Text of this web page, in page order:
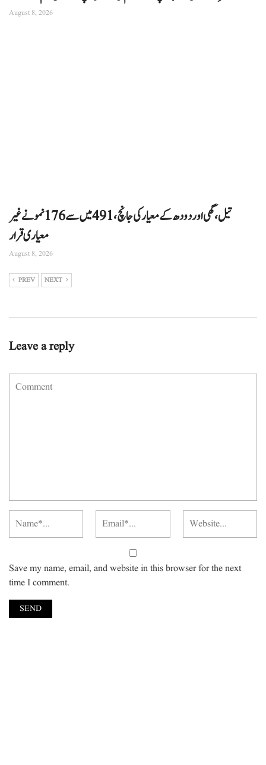
August 8, 2026
تیل، گھی اور دودھ کے معیار کی جانچ، 491 میں سے 176 نمونے غیر
معیاری قرار
August 8, 2026
PREV NEXT
Leave a reply
Save my name, email, and website in this browser for the next
time I comment.